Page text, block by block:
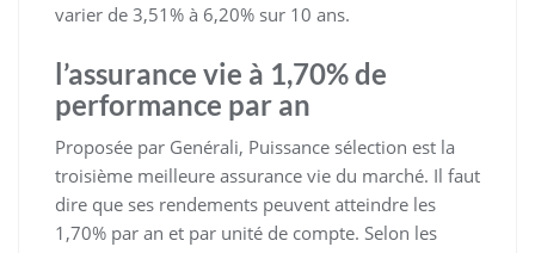
varier de 3,51% à 6,20% sur 10 ans.
l’assurance vie à 1,70% de
performance par an
Proposée par Genérali, Puissance sélection est la
troisième meilleure assurance vie du marché. Il faut
dire que ses rendements peuvent atteindre les
1,70% par an et par unité de compte. Selon les